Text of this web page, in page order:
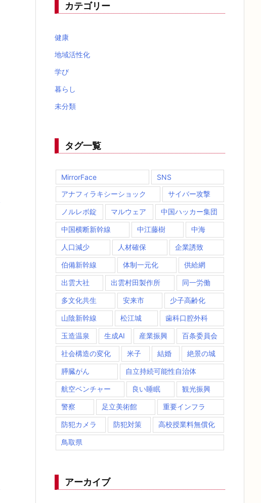
カテゴリー
健康
地域活性化
学び
暮らし
未分類
タグ一覧
MirrorFace
SNS
アナフィラキシーショック
サイバー攻撃
ノルレボ錠 マルウェア 中国ハッカー集団
中国横断新幹線 中江藤樹 中海
人口減少 人材確保 企業誘致
伯備新幹線 体制一元化 供給網
出雲大社 出雲村田製作所 同一労働
多文化共生 安来市 少子高齢化
山陰新幹線 松江城 歯科口腔外科
玉造温泉 生成AI 産業振興 百条委員会
社会構造の変化 米子 結婚 絶景の城
膵臓がん 自立持続可能性自治体
航空ベンチャー 良い睡眠 観光振興
警察 足立美術館 重要インフラ
防犯カメラ 防犯対策 高校授業料無償化
鳥取県
アーカイブ